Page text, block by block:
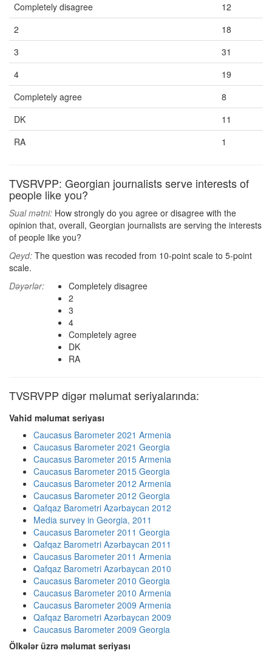
Completely disagree
12
2
18
3
31
4
19
Completely agree
8
DK
11
RA
1
TVSRVPP: Georgian journalists serve interests of
people like you?
Sual mətni: How strongly do you agree or disagree with the
opinion that, overall, Georgian journalists are serving the interests
of people like you?
Qeyd: The question was recoded from 10-point scale to 5-point
scale.
Dəyərlər:
Completely disagree
2
3
4
Completely agree
DK
RA
TVSRVPP digər məlumat seriyalarında:
Vahid məlumat seriyası
Caucasus Barometer 2021 Armenia
Caucasus Barometer 2021 Georgia
Caucasus Barometer 2015 Armenia
Caucasus Barometer 2015 Georgia
Caucasus Barometer 2012 Armenia
Caucasus Barometer 2012 Georgia
Qafqaz Barometri Azərbaycan 2012
Media survey in Georgia, 2011
Caucasus Barometer 2011 Georgia
Qafqaz Barometri Azərbaycan 2011
Caucasus Barometer 2011 Armenia
Qafqaz Barometri Azərbaycan 2010
Caucasus Barometer 2010 Georgia
Caucasus Barometer 2010 Armenia
Caucasus Barometer 2009 Armenia
Qafqaz Barometri Azərbaycan 2009
Caucasus Barometer 2009 Georgia
Ölkələr üzrə məlumat seriyası